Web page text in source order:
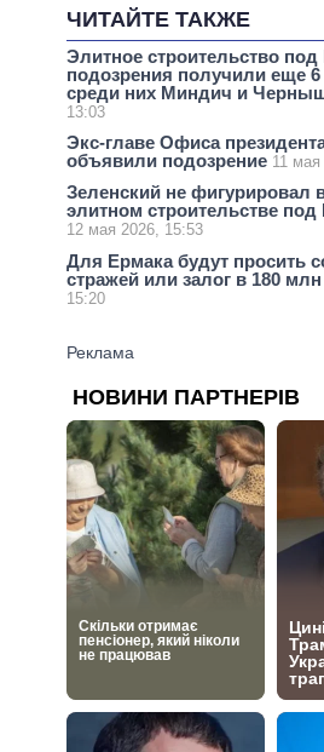
ЧИТАЙТЕ ТАКЖЕ
Элитное строительство
подозрения получили еще 6
среди них Миндич и
13:03
Экс-главе Офиса
объявили подозрение 11
Зеленский не фигурировал
элитном строительстве
12 мая 2026, 15:53
Для Ермака будут просить
стражей или залог в 180 млн
15:20